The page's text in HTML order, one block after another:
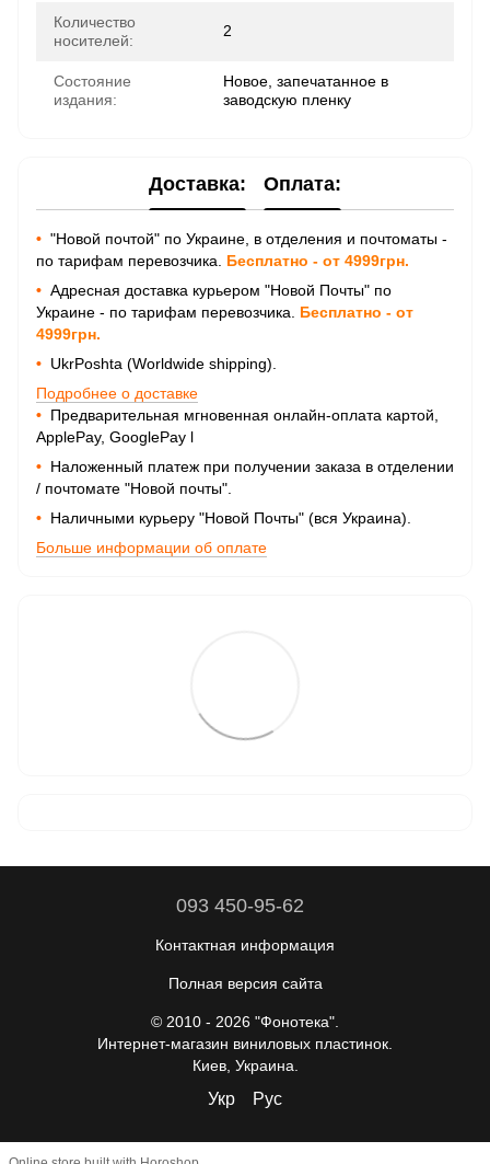
Количество
носителей:
2
Состояние
издания:
Новое, запечатанное в
заводскую пленку
Доставка: Оплата:
• "Новой почтой" по Украине, в отделения и почтоматы -
по тарифам перевозчика. Бесплатно - от 4999грн.
• Адресная доставка курьером "Новой Почты" по
Украине - по тарифам перевозчика. Бесплатно - от
4999грн.
• UkrPoshta (Worldwide shipping).
Подробнее о доставке
• Предварительная мгновенная онлайн-оплата картой,
ApplePay, GooglePay l
• Наложенный платеж при получении заказа в отделении
/ почтомате "Новой почты".
• Наличными курьеру "Новой Почты" (вся Украина).
Больше информации об оплате
093 450-95-62
Контактная информация
Полная версия сайта
© 2010 - 2026 "Фонотека".
Интернет-магазин виниловых пластинок.
Киев, Украина.
Укр Рус